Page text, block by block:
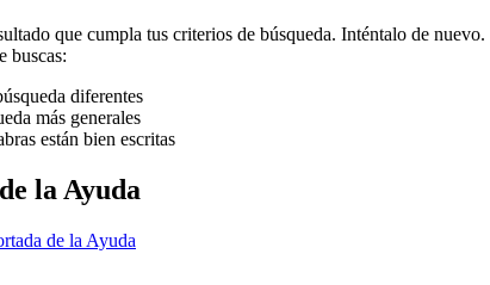
que cumpla tus criterios de búsqueda. Inténtalo de nuevo.
buscas:
diferentes
más generales
están bien escritas
la Ayuda
de la Ayuda